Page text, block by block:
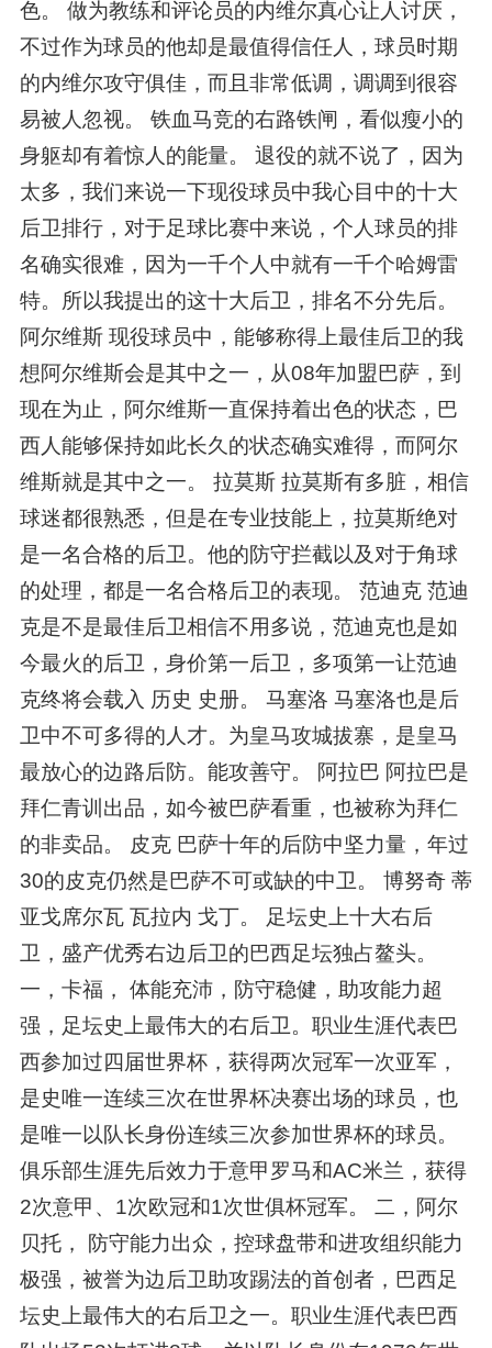
色。 做为教练和评论员的内维尔真心让人讨厌，
不过作为球员的他却是最值得信任人，球员时期
的内维尔攻守俱佳，而且非常低调，调调到很容
易被人忽视。 铁血马竞的右路铁闸，看似瘦小的
身躯却有着惊人的能量。 退役的就不说了，因为
太多，我们来说一下现役球员中我心目中的十大
后卫排行，对于足球比赛中来说，个人球员的排
名确实很难，因为一千个人中就有一千个哈姆雷
特。所以我提出的这十大后卫，排名不分先后。
阿尔维斯 现役球员中，能够称得上最佳后卫的我
想阿尔维斯会是其中之一，从08年加盟巴萨，到
现在为止，阿尔维斯一直保持着出色的状态，巴
西人能够保持如此长久的状态确实难得，而阿尔
维斯就是其中之一。 拉莫斯 拉莫斯有多脏，相信
球迷都很熟悉，但是在专业技能上，拉莫斯绝对
是一名合格的后卫。他的防守拦截以及对于角球
的处理，都是一名合格后卫的表现。 范迪克 范迪
克是不是最佳后卫相信不用多说，范迪克也是如
今最火的后卫，身价第一后卫，多项第一让范迪
克终将会载入 历史 史册。 马塞洛 马塞洛也是后
卫中不可多得的人才。为皇马攻城拔寨，是皇马
最放心的边路后防。能攻善守。 阿拉巴 阿拉巴是
拜仁青训出品，如今被巴萨看重，也被称为拜仁
的非卖品。 皮克 巴萨十年的后防中坚力量，年过
30的皮克仍然是巴萨不可或缺的中卫。 博努奇 蒂
亚戈席尔瓦 瓦拉内 戈丁。 足坛史上十大右后
卫，盛产优秀右边后卫的巴西足坛独占鳌头。
一，卡福， 体能充沛，防守稳健，助攻能力超
强，足坛史上最伟大的右后卫。职业生涯代表巴
西参加过四届世界杯，获得两次冠军一次亚军，
是史唯一连续三次在世界杯决赛出场的球员，也
是唯一以队长身份连续三次参加世界杯的球员。
俱乐部生涯先后效力于意甲罗马和AC米兰，获得
2次意甲、1次欧冠和1次世俱杯冠军。 二，阿尔
贝托， 防守能力出众，控球盘带和进攻组织能力
极强，被誉为边后卫助攻踢法的首创者，巴西足
坛史上最伟大的右后卫之一。职业生涯代表巴西